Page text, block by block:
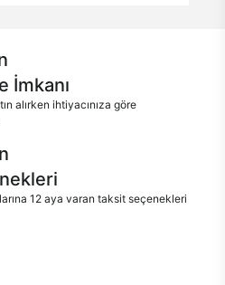
İmkanı
alırken ihtiyacınıza göre
12 aya varan taksit seçenekleri